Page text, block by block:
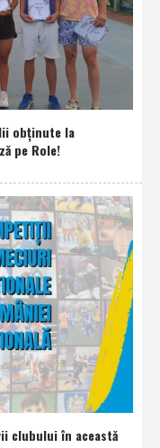
obţinute la
pe Role!
clubului în această